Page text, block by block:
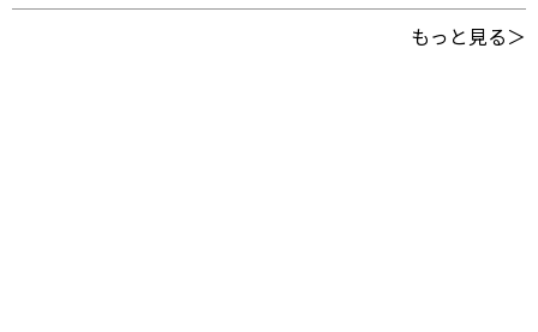
もっと見る＞